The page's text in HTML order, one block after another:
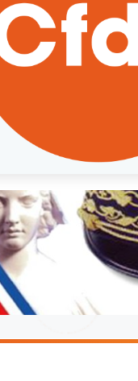
principal